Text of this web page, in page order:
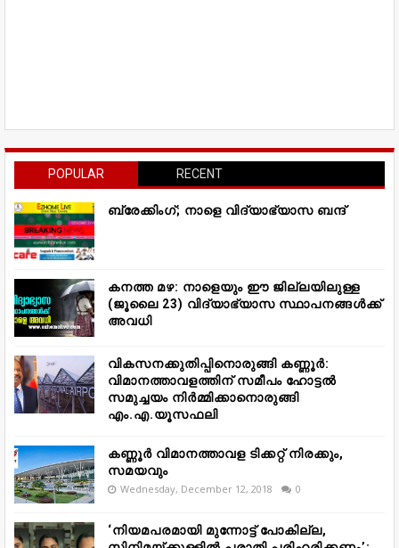
POPULAR RECENT
ബ്രേക്കിംഗ്; നാളെ വിദ്യാഭ്യാസ ബന്ദ്
കനത്ത മഴ: നാളെയും ഈ ജില്ലയിലുള്ള
(ജൂലൈ 23) വിദ്യാഭ്യാസ സ്ഥാപനങ്ങൾക്ക്
അവധി
വികസനക്കുതിപ്പിനൊരുങ്ങി കണ്ണൂർ:
വിമാനത്താവളത്തിന് സമീപം ഹോട്ടൽ
സമുച്ചയം നിർമ്മിക്കാനൊരുങ്ങി
എം.എ.യൂസഫലി
കണ്ണൂർ വിമാനത്താവള ടിക്കറ്റ് നിരക്കും,
സമയവും
Wednesday, December 12, 2018 0
‘നിയമപരമായി മുന്നോട്ട് പോകില്ല,